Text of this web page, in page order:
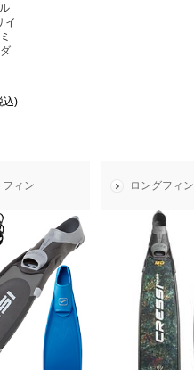
イ
込)
フィン ロングフィン